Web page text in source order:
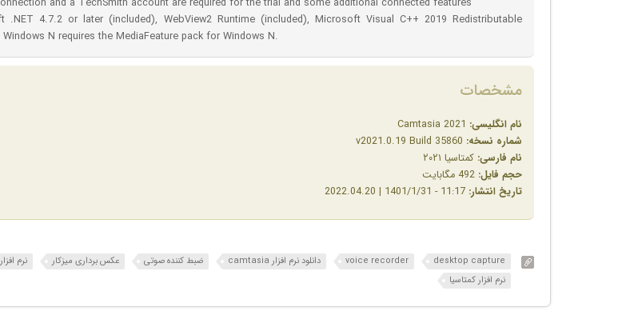
.NET 4.7.2 or later (included), WebView2 Runtime (included), Microsoft Visual C++ 2019 Redistributable
N requires the MediaFeature pack for Windows N.
مشخصات
نام انگلیسی:
شماره نسخه:
نام فارسی: کمتاسیا ۲۰۲۱
حجم فایل:
تاریخ انتشار:
desktop capture
voice recorder دانلود نرم افزار camtasia ضبط کننده صوتی عکس برداری میزکار
نرم افزار camtasia
نرم افزار کمتاسیا